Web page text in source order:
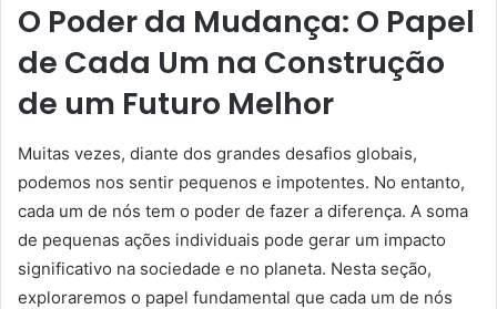
O Poder da Mudança: O Papel
de Cada Um na Construção
de um Futuro Melhor
Muitas vezes, diante dos grandes desafios globais,
podemos nos sentir pequenos e impotentes. No entanto,
cada um de nós tem o poder de fazer a diferença. A soma
de pequenas ações individuais pode gerar um impacto
significativo na sociedade e no planeta. Nesta seção,
exploraremos o papel fundamental que cada um de nós